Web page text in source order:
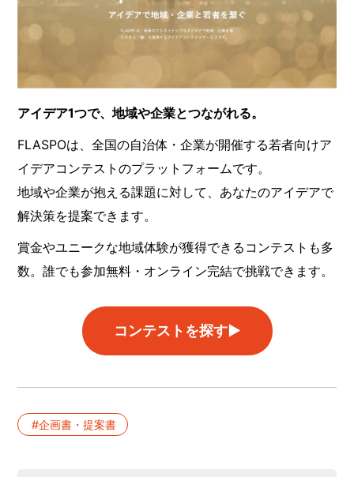
アイデア1つで、地域や企業とつながれる。
FLASPOは、全国の自治体・企業が開催する若者向けア
イデアコンテストのプラットフォームです。
地域や企業が抱える課題に対して、あなたのアイデアで
解決策を提案できます。
賞金やユニークな地域体験が獲得できるコンテストも多
数。誰でも参加無料・オンライン完結で挑戦できます。
コンテストを探す▶︎
企画書・提案書